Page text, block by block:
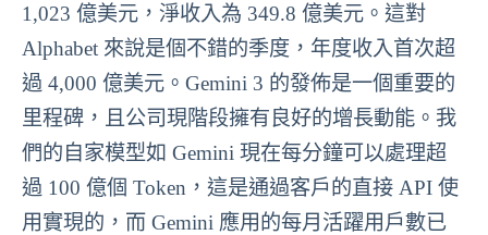
1,023 億美元，淨收入為 349.8 億美元。這對
Alphabet 來說是個不錯的季度，年度收入首次超
過 4,000 億美元。Gemini 3 的發佈是一個重要的
里程碑，且公司現階段擁有良好的增長動能。我
們的自家模型如 Gemini 現在每分鐘可以處理超
過 100 億個 Token，這是通過客戶的直接 API 使
用實現的，而 Gemini 應用的每月活躍用戶數已